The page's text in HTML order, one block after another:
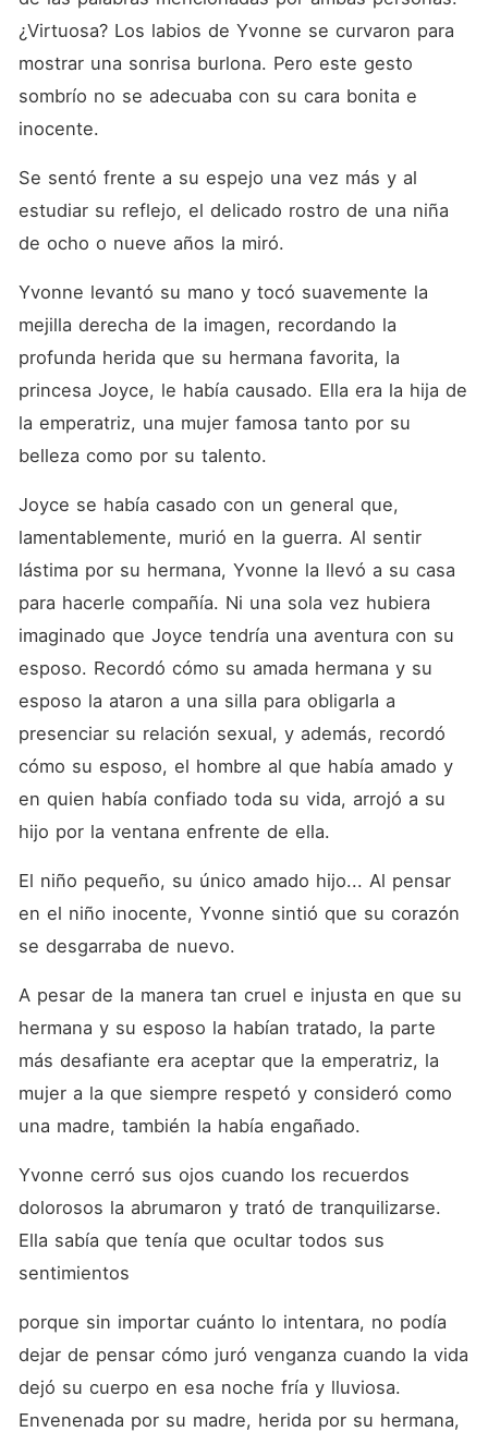
¿Virtuosa? Los labios de Yvonne se curvaron para
mostrar una sonrisa burlona. Pero este gesto
sombrío no se adecuaba con su cara bonita e
inocente.
Se sentó frente a su espejo una vez más y al
estudiar su reflejo, el delicado rostro de una niña
de ocho o nueve años la miró.
Yvonne levantó su mano y tocó suavemente la
mejilla derecha de la imagen, recordando la
profunda herida que su hermana favorita, la
princesa Joyce, le había causado. Ella era la hija de
la emperatriz, una mujer famosa tanto por su
belleza como por su talento.
Joyce se había casado con un general que,
lamentablemente, murió en la guerra. Al sentir
lástima por su hermana, Yvonne la llevó a su casa
para hacerle compañía. Ni una sola vez hubiera
imaginado que Joyce tendría una aventura con su
esposo. Recordó cómo su amada hermana y su
esposo la ataron a una silla para obligarla a
presenciar su relación sexual, y además, recordó
cómo su esposo, el hombre al que había amado y
en quien había confiado toda su vida, arrojó a su
hijo por la ventana enfrente de ella.
El niño pequeño, su único amado hijo... Al pensar
en el niño inocente, Yvonne sintió que su corazón
se desgarraba de nuevo.
A pesar de la manera tan cruel e injusta en que su
hermana y su esposo la habían tratado, la parte
más desafiante era aceptar que la emperatriz, la
mujer a la que siempre respetó y consideró como
una madre, también la había engañado.
Yvonne cerró sus ojos cuando los recuerdos
dolorosos la abrumaron y trató de tranquilizarse.
Ella sabía que tenía que ocultar todos sus
sentimientos
porque sin importar cuánto lo intentara, no podía
dejar de pensar cómo juró venganza cuando la vida
dejó su cuerpo en esa noche fría y lluviosa.
Envenenada por su madre, herida por su hermana,